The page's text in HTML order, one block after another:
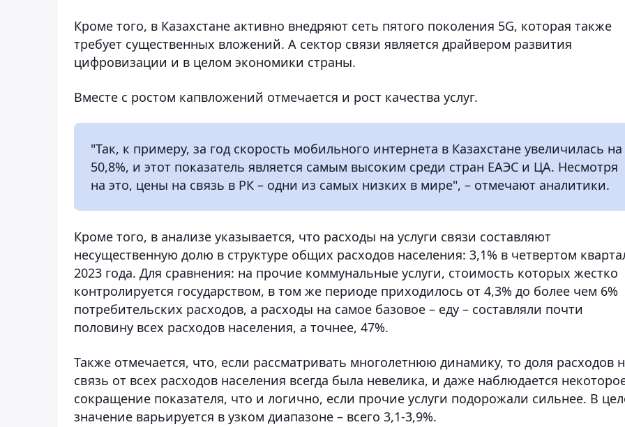
Кроме того, в Казахстане активно внедряют сеть пятого поколения 5G, которая также
требует существенных вложений. А сектор связи является драйвером развития
цифровизации и в целом экономики страны.
Вместе с ростом капвложений отмечается и рост качества услуг.
"Так, к примеру, за год скорость мобильного интернета в Казахстане увеличилась на
50,8%, и этот показатель является самым высоким среди стран ЕАЭС и ЦА. Несмотря
на это, цены на связь в РК – одни из самых низких в мире", – отмечают аналитики.
Кроме того, в анализе указывается, что расходы на услуги связи составляют
несущественную долю в структуре общих расходов населения: 3,1% в четвертом
2023 года. Для сравнения: на прочие коммунальные услуги, стоимость которых жестко
контролируется государством, в том же периоде приходилось от 4,3% до более чем 6%
потребительских расходов, а расходы на самое базовое – еду – составляли почти
половину всех расходов населения, а точнее, 47%.
Также отмечается, что, если рассматривать многолетнюю динамику, то доля расходов
связь от всех расходов населения всегда была невелика, и даже наблюдается
сокращение показателя, что и логично, если прочие услуги подорожали сильнее. В
значение варьируется в узком диапазоне – всего 3,1-3,9%.